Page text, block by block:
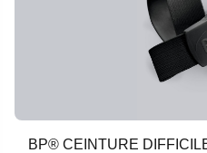
BP® CEINTURE